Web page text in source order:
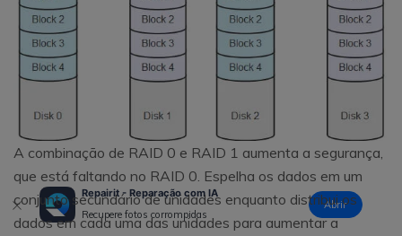
A combinação de RAID 0 e RAID 1 aumenta a segurança,
que está faltando no RAID 0. Espelha os dados em um
conjunto secundário de unidades enquanto distribui os
dados em cada uma das unidades para aumentar a
Repairit - Reparação com IA
Recupere fotos corrompidas
Abrir